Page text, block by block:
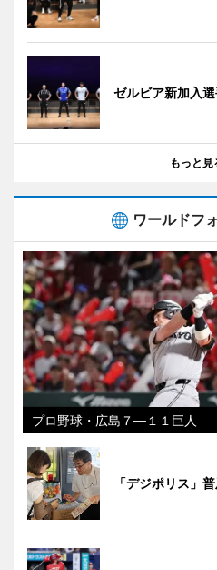
ゼルビア新加入
もっと見
ワールドフ
プロ野球・広島７―１１巨人
「デジポリス」